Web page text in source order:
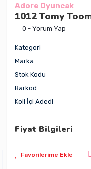
Adore Oyuncak
1012 Tomy
0 - Yorum Yap
Kategori
Marka
Stok Kodu
Barkod
Koli İçi Adedi
Fiyat Bilgileri